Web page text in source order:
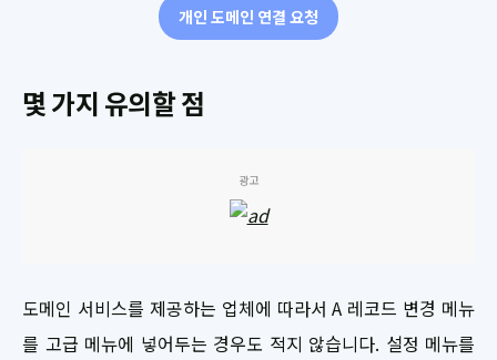
개인 도메인 연결 요청
몇 가지 유의할 점
광고
도메인 서비스를 제공하는 업체에 따라서 A 레코드 변경 메뉴
를 고급 메뉴에 넣어두는 경우도 적지 않습니다. 설정 메뉴를